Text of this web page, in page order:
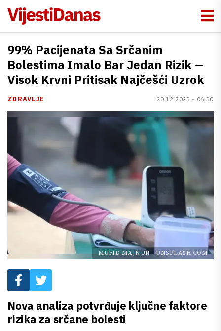
99% Pacijenata Sa Srčanim
Bolestima Imalo Bar Jedan Rizik —
Visok Krvni Pritisak Najčešći Uzrok
ZDRAVLJE 20.12.2025 - 06:50
MUFID MAJNUN-UNSPLASH.COM
Nova analiza potvrđuje ključne faktore
rizika za srčane bolesti